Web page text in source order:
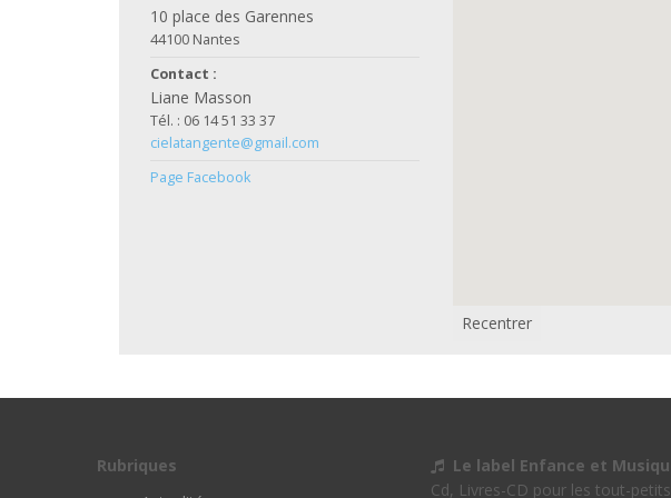
10 place des Garennes
44100 Nantes
Contact :
Liane Masson
Tél. : 06 14 51 33 37
cielatangente@gmail.com
Page Facebook
Recentrer
Rubriques
Le label Enfance et
Cd, Livres-CD pour les tout-petits